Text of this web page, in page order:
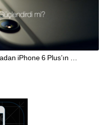
iPhone 6 Plus’ın …